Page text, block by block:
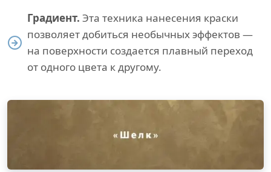
Градиент. Эта техника нанесения краски
позволяет добиться необычных эффектов —
на поверхности создается плавный переход
от одного цвета к другому.